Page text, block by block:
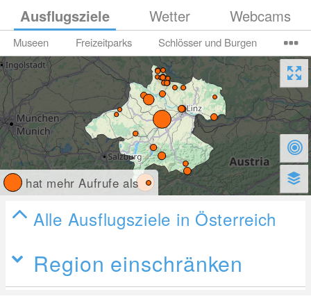
Ausflugsziele Wetter Webcams
Museen Freizeitparks Schlösser und Burgen
hat mehr Aufrufe als
Alle Ausflugsziele in Österreich
Region einschränken